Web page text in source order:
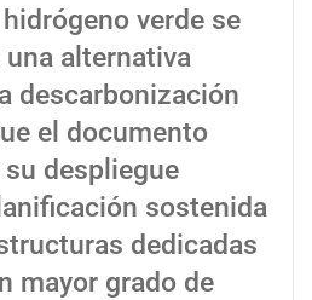
verde se
alternativa
descarbonización
el documento
despliegue
sostenida
dedicadas
mayor grado de